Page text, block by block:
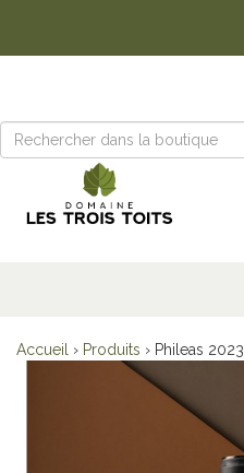
Accueil › Produits › Phileas 2023
Précédent